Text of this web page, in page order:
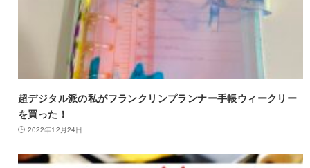
超デジタル派の私がフランクリンプランナー手帳ウィークリー
を買った！
2022年12月24日